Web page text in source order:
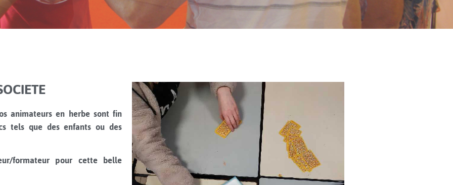
animateurs en herbe sont fin
tels que des enfants ou des
formateur pour cette belle